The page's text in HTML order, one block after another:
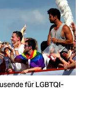
für LGBTQI-